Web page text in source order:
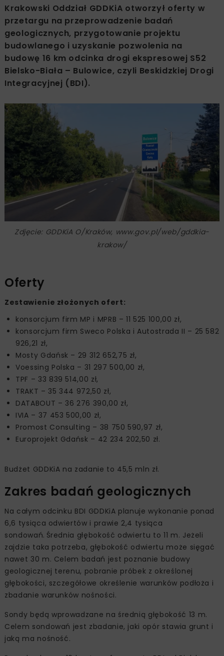
Krakowski Oddział GDDKiA otworzył oferty w
przetargu na przeprowadzenie badań
geologicznych, przygotowanie projektu
budowlanego i uzyskanie pozwolenia na
budowę 16 km odcinka drogi ekspresowej S52
Bielsko-Biała – Bulowice, czyli Beskidzkiej Drogi
Integracyjnej (BDI).
Zdjęcie: GDDKiA O/Kraków, www.gov.pl/web/gddkia-
krakow/
Oferty
Zestawienie złożonych ofert:
konsorcjum firm MP i MPRB – 11 525 100,00 zł,
konsorcjum firm Sweco Polska i Autostrada II – 25 582
926,21 zł,
Mosty Gdańsk – 29 312 652,75 zł,
Voessing Polska – 31 297 500,00 zł,
TPF – 33 839 514,00 zł,
TRAKT – 35 344 972,50 zł,
DATABOUT – 36 276 390,00 zł,
IVIA – 37 453 500,00 zł,
Promost Consulting – 38 750 590,97 zł,
Europrojekt Gdańsk – 42 234 202,50 zł.
Budżet GDDKiA na zadanie to 45,5 mln zł.
Zakres badań geologicznych
Na całym odcinku BDI GDDKiA planuje wykonanie ponad
6,6 tysiąca odwiertów i prawie 2,4 tysiąca
sondowań. Średnia głębokość odwiertu to 11 m. Jeżeli
zajdzie taka potrzeba, głębokość odwiertu może sięgać
nawet 30 m. Celem badań jest poznanie budowy
geologicznej terenu, pobranie próbek z określonej
głębokości, szczegółowe określenie warunków podłoża i
zbadanie warunków nośności.
Sondy będą wprowadzane na średnią głębokość 13 m.
Celem sondowań jest zbadanie, jaki opór stawia grunt i
jaką ma nośność.